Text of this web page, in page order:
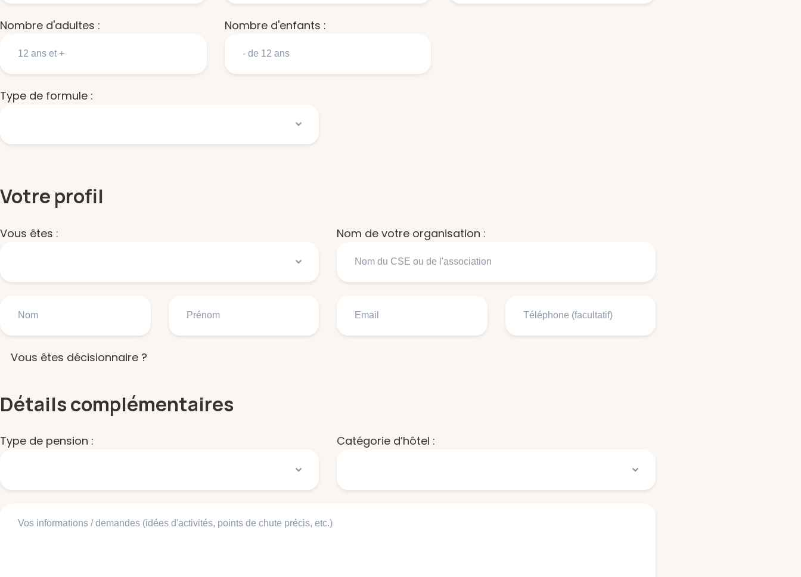
Nombre d'adultes : Nombre d'enfants :
Type de formule :
Votre profil
Vous êtes : Nom de votre organisation :
Vous êtes décisionnaire ?
Détails complémentaires
Type de pension : Catégorie d’hôtel :